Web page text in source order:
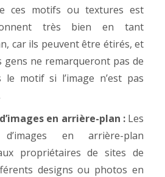
ces motifs ou textures est
très bien en tant
car ils peuvent être étirés, et
gens ne remarqueront pas de
motif si l’image n’est pas
en arrière-plan :Les
d’images en arrière-plan
propriétaires de sites de
designs ou photos en